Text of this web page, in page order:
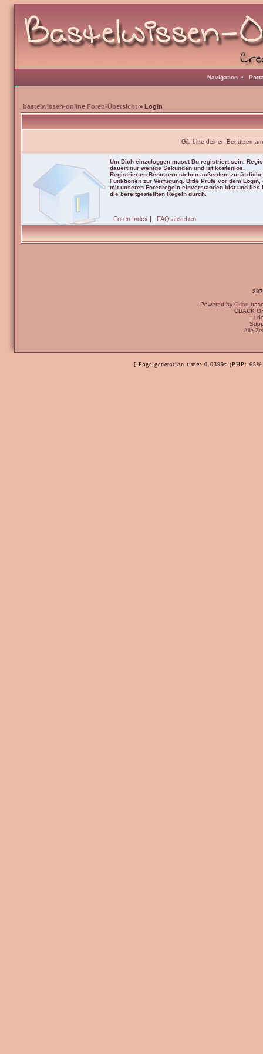
Navigation •
bastelwissen-online Foren-Übersicht » Login
Gib bitte deinen
Um Dich einzuloggen musst Du registriert sein.
dauert nur wenige Sekunden und ist kostenlos.
Registrierten Benutzern stehen außerdem zusätzliche
Funktionen zur Verfügung. Bitte Prüfe vor dem Login,
mit unseren Forenregeln einverstanden bist und lies
die bereitgestellten Regeln durch.
Foren Index | FAQ ansehen
Powered by Orion
CBACK
:-:
Alle
[ Page generation time: 0.0399s (PHP: